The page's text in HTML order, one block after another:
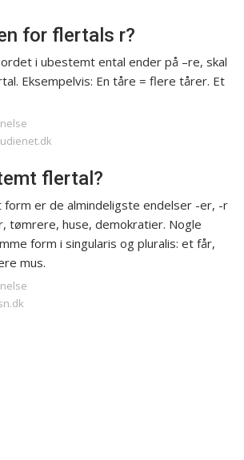
for flertals r?
i ubestemt ental ender på –re, skal
Eksempelvis: En tåre = flere tårer. Et
flertal?
form er de almindeligste endelser -er, -r
tømrere, huse, demokratier. Nogle
form i singularis og pluralis: et får,
mus.